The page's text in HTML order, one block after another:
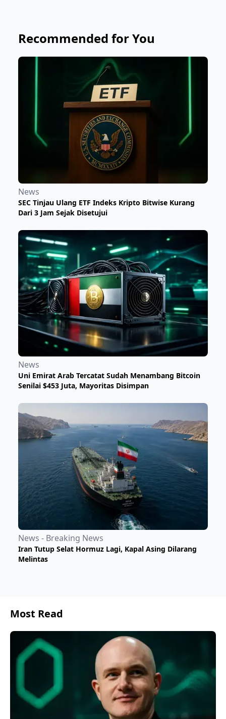
Recommended for You
News
SEC Tinjau Ulang ETF Indeks Kripto Bitwise Kurang
Dari 3 Jam Sejak Disetujui
News
Uni Emirat Arab Tercatat Sudah Menambang Bitcoin
Senilai $453 Juta, Mayoritas Disimpan
News - Breaking News
Iran Tutup Selat Hormuz Lagi, Kapal Asing Dilarang
Melintas
Most Read